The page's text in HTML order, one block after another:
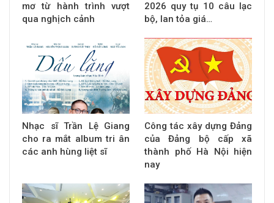
mơ từ hành trình vượt
qua nghịch cảnh
2026 quy tụ 10 câu lạc
bộ, lan tỏa giá…
Nhạc sĩ Trần Lệ Giang
cho ra mắt album tri ân
các anh hùng liệt sĩ
Công tác xây dựng Đảng
của Đảng bộ cấp xã
thành phố Hà Nội hiện
nay